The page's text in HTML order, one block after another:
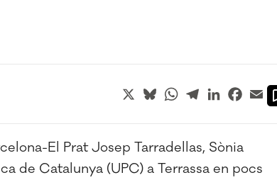
X BlueskyWhatsApp
TelegramLinkedIn
El Prat Josep Tarradellas, Sònia
de Catalunya (UPC) a Terrassa en pocs